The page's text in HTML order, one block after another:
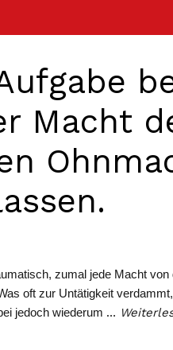
Macht
zumal jede Macht von
oft zur Untätigkeit
jedoch wiederum …